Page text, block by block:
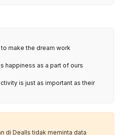
make the dream work
happiness as a part of ours
is just as important as their
di Dealls tidak meminta data